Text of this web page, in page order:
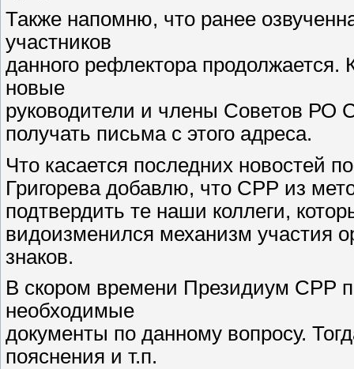
Также напомню, что ранее
участников
данного рефлектора
новые
руководители и члены Советов РО
получать письма с этого адреса.
Что касается последних новостей
Григорева добавлю, что СРР из
подтвердить те наши коллеги,
видоизменился механизм участия
знаков.
В скором времени Президиум СРР
необходимые
документы по данному вопросу.
пояснения и т.п.